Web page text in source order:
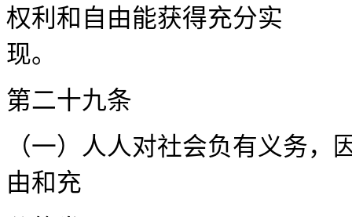
权利和自由能获得充分实
第二十
（一）人人对社会负有义务
由和充